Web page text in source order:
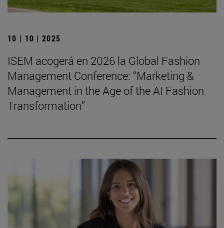
10 | 10 | 2025
ISEM acogerá en 2026 la Global Fashion
Management Conference: “Marketing &
Management in the Age of the AI Fashion
Transformation”